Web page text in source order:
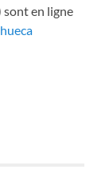
sont en ligne